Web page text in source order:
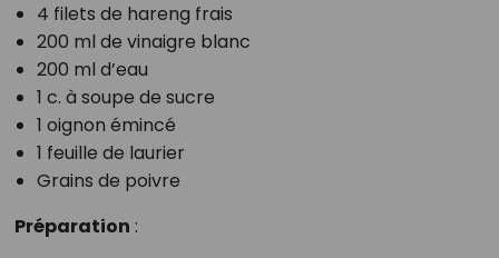
4 filets de hareng frais
200 ml de vinaigre blanc
200 ml d’eau
1 c. à soupe de sucre
1 oignon émincé
1 feuille de laurier
Grains de poivre
Préparation :